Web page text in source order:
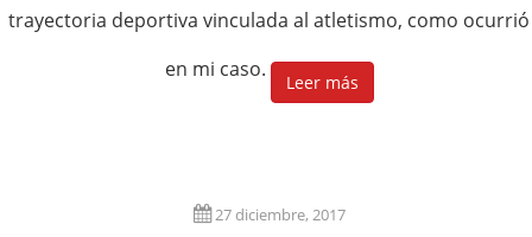
trayectoria deportiva vinculada al atletismo, como ocurrió
en mi caso.
Leer más
27 diciembre, 2017